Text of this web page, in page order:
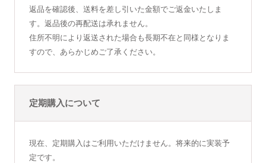
返品を確認後、送料を差し引いた金額でご返金いたしま
す。返品後の再配送は承れません。
住所不明により返送された場合も長期不在と同様となりま
すので、あらかじめご了承ください。
定期購入について
現在、定期購入はご利用いただけません。将来的に実装予
定です。